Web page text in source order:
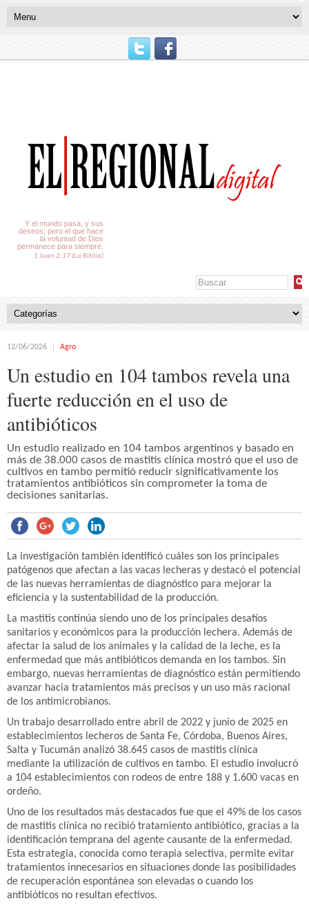
Y el mundo pasa, y sus
deseos; pero el que hace
la voluntad de Dios
permanece para siempre.
1 Juan 2:17 (La Biblia)
12/06/2026 Agro
Un estudio en 104 tambos revela una
fuerte reducción en el uso de
antibióticos
Un estudio realizado en 104 tambos argentinos y basado en
más de 38.000 casos de mastitis clínica mostró que el uso de
cultivos en tambo permitió reducir significativamente los
tratamientos antibióticos sin comprometer la toma de
decisiones sanitarias.
La investigación también identificó cuáles son los principales
patógenos que afectan a las vacas lecheras y destacó el potencial
de las nuevas herramientas de diagnóstico para mejorar la
eficiencia y la sustentabilidad de la producción.
La mastitis continúa siendo uno de los principales desafíos
sanitarios y económicos para la producción lechera. Además de
afectar la salud de los animales y la calidad de la leche, es la
enfermedad que más antibióticos demanda en los tambos. Sin
embargo, nuevas herramientas de diagnóstico están permitiendo
avanzar hacia tratamientos más precisos y un uso más racional
de los antimicrobianos.
Un trabajo desarrollado entre abril de 2022 y junio de 2025 en
establecimientos lecheros de Santa Fe, Córdoba, Buenos Aires,
Salta y Tucumán analizó 38.645 casos de mastitis clínica
mediante la utilización de cultivos en tambo. El estudio involucró
a 104 establecimientos con rodeos de entre 188 y 1.600 vacas en
ordeño.
Uno de los resultados más destacados fue que el 49% de los casos
de mastitis clínica no recibió tratamiento antibiótico, gracias a la
identificación temprana del agente causante de la enfermedad.
Esta estrategia, conocida como terapia selectiva, permite evitar
tratamientos innecesarios en situaciones donde las posibilidades
de recuperación espontánea son elevadas o cuando los
antibióticos no resultan efectivos.